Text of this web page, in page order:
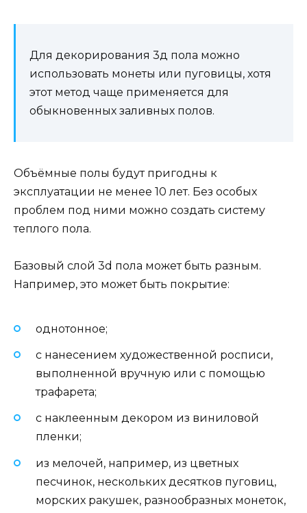
Для декорирования 3д пола можно
использовать монеты или пуговицы, хотя
этот метод чаще применяется для
обыкновенных заливных полов.
Объёмные полы будут пригодны к
эксплуатации не менее 10 лет. Без особых
проблем под ними можно создать систему
теплого пола.
Базовый слой 3d пола может быть разным.
Например, это может быть покрытие:
однотонное;
с нанесением художественной росписи,
выполненной вручную или с помощью
трафарета;
с наклеенным декором из виниловой
пленки;
из мелочей, например, из цветных
песчинок, нескольких десятков пуговиц,
морских ракушек, разнообразных монеток,